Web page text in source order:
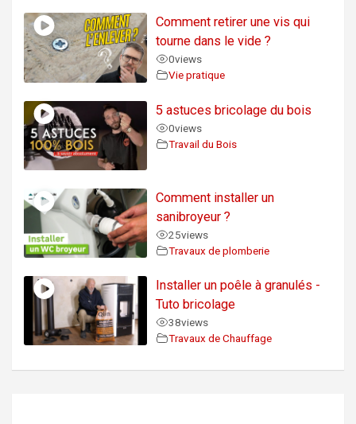
Comment retirer une vis qui
tourne dans le vide ?
0views
Vie pratique
5 astuces bricolage du bois
0views
Travail du Bois
Comment installer un
sanibroyeur ?
25views
Travaux de plomberie
Installer un poêle à granulés -
Tuto bricolage
38views
Travaux de Chauffage